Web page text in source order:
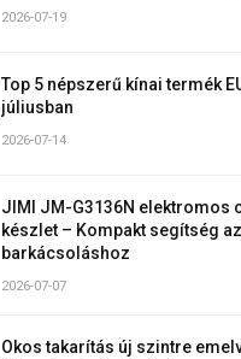
2026-07-19
Top 5 népszerű kínai termék
júliusban
2026-07-14
JIMI JM-G3136N elektromos
készlet – Kompakt segítség
barkácsoláshoz
2026-07-07
Okos takarítás új szintre